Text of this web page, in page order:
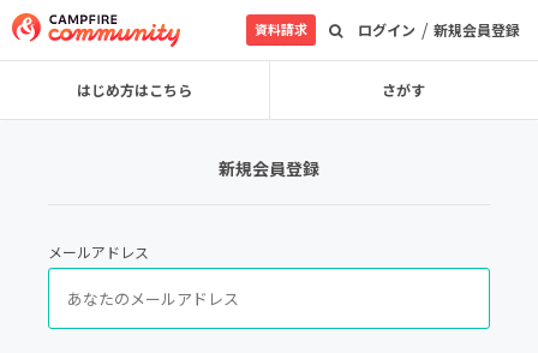
ログイン / 新規会員登録
資料請求
はじめ方はこちら さがす
新規会員登録
メールアドレス